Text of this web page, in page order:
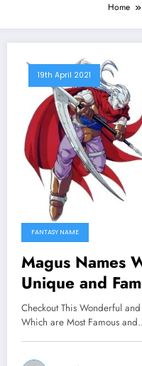
Home
19th April 2021
FANTASY NAME
Magus Names
Unique and
Worlds
Checkout This Wonderful
Which are Most Famous